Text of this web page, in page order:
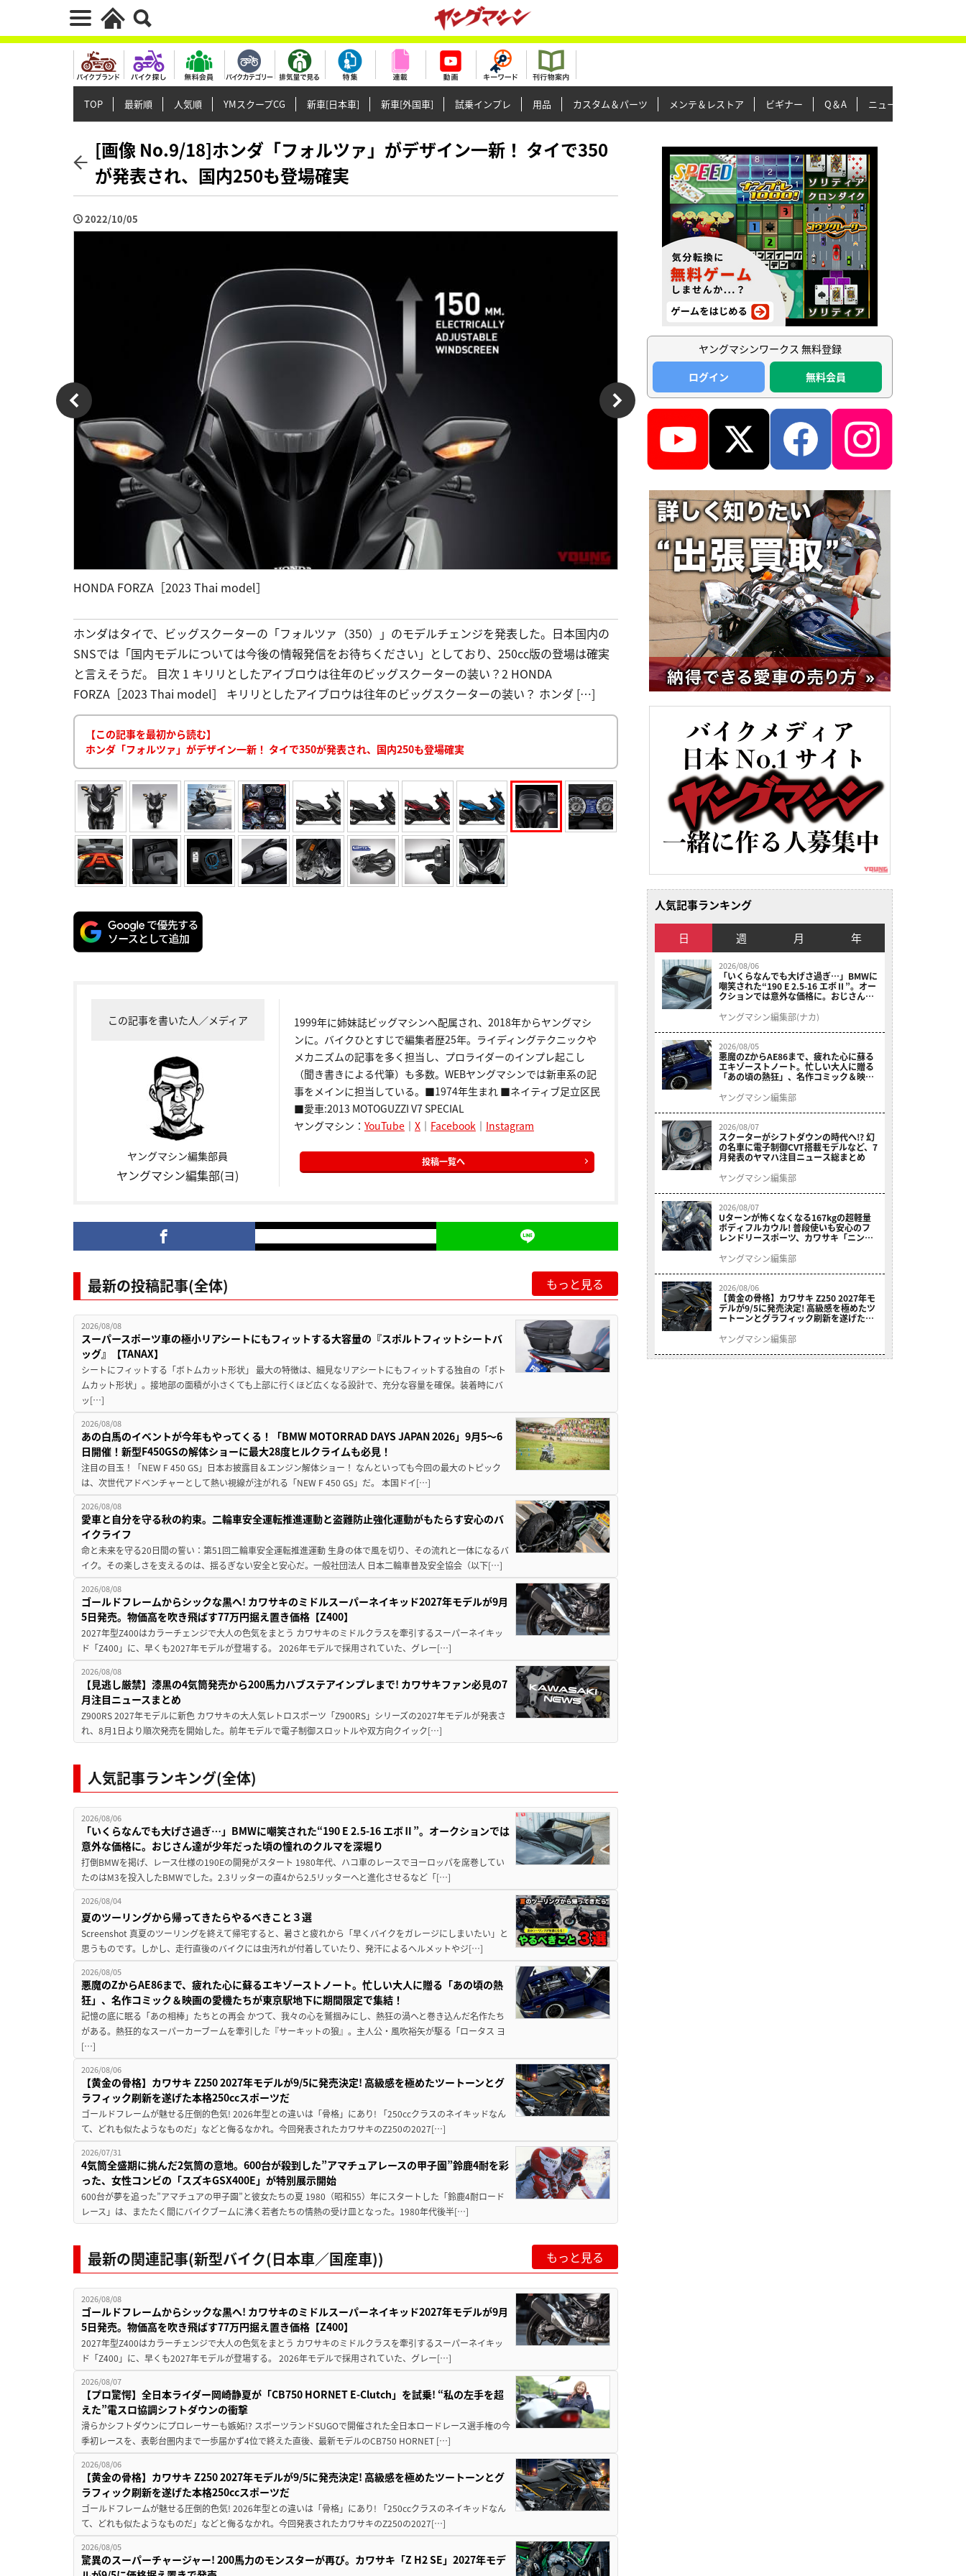
TOP 最新順 人気順 YMスクープCG 新車[日本車] 新車[外国車] 試乗インプレ 用品 カスタム＆パーツ メンテ＆レストア ビギナー Q＆A ニュース＆トピックス
[画像 No.9/18]ホンダ「フォルツァ」がデザイン一新！ タイで350
が発表され、国内250も登場確実
2022/10/05
HONDA FORZA［2023 Thai model］
ホンダはタイで、ビッグスクーターの「フォルツァ（350）」のモデルチェンジを発表した。日本国内の
SNSでは「国内モデルについては今後の情報発信をお待ちください」としており、250cc版の登場は確実
と言えそうだ。 目次 1 キリリとしたアイブロウは往年のビッグスクーターの装い？2 HONDA
FORZA［2023 Thai model］ キリリとしたアイブロウは往年のビッグスクーターの装い？ ホンダ […]
【この記事を最初から読む】
ホンダ「フォルツァ」がデザイン一新！ タイで350が発表され、国内250も登場確実
この記事を書いた人／メディア
ヤングマシン編集部員
ヤングマシン編集部(ヨ)
1999年に姉妹誌ビッグマシンへ配属され、2018年からヤングマシ
ンに。バイクひとすじで編集者歴25年。ライディングテクニックや
メカニズムの記事を多く担当し、プロライダーのインプレ起こし
（聞き書きによる代筆）も多数。WEBヤングマシンでは新車系の記
事をメインに担当している。■1974年生まれ ■ネイティブ足立区民
■愛車:2013 MOTOGUZZI V7 SPECIAL
ヤングマシン： YouTube｜ X｜ Facebook ｜ Instagram
投稿一覧へ
最新の投稿記事(全体) もっと見る
2026/08/08
スーパースポーツ車の極小リアシートにもフィットする大容量の『スポルトフィットシートバ
ッグ』【TANAX】
シートにフィットする「ボトムカット形状」 最大の特徴は、細見なリアシートにもフィットする独自の「ボト
ムカット形状」。接地部の面積が小さくても上部に行くほど広くなる設計で、充分な容量を確保。装着時にバ
ッ[…]
2026/08/08
あの白馬のイベントが今年もやってくる！「BMW MOTORRAD DAYS JAPAN 2026」9月5〜6
日開催！新型F450GSの解体ショーに最大28度ヒルクライムも必見！
注目の目玉！「NEW F 450 GS」日本お披露目＆エンジン解体ショー！ なんといっても今回の最大のトピック
は、次世代アドベンチャーとして熱い視線が注がれる「NEW F 450 GS」だ。 本国ドイ[…]
2026/08/08
愛車と自分を守る秋の約束。二輪車安全運転推進運動と盗難防止強化運動がもたらす安心のバ
イクライフ
命と未来を守る20日間の誓い：第51回二輪車安全運転推進運動 生身の体で風を切り、その流れと一体になるバ
イク。その楽しさを支えるのは、揺るぎない安全と安心だ。一般社団法人 日本二輪車普及安全協会（以下[…]
2026/08/08
ゴールドフレームからシックな黒へ! カワサキのミドルスーパーネイキッド2027年モデルが9月
5日発売。物価高を吹き飛ばす77万円据え置き価格【Z400】
2027年型Z400はカラーチェンジで大人の色気をまとう カワサキのミドルクラスを牽引するスーパーネイキッ
ド「Z400」に、早くも2027年モデルが登場する。 2026年モデルで採用されていた、グレー[…]
2026/08/08
【見逃し厳禁】漆黒の4気筒発売から200馬力ハブステアインプレまで! カワサキファン必見の7
月注目ニュースまとめ
Z900RS 2027年モデルに新色 カワサキの大人気レトロスポーツ「Z900RS」シリーズの2027年モデルが発表さ
れ、8月1日より順次発売を開始した。前年モデルで電子制御スロットルや双方向クイック[…]
人気記事ランキング(全体)
2026/08/06
「いくらなんでも大げさ過ぎ…」BMWに嘲笑された“190 E 2.5-16 エボⅡ”。オークションでは
意外な価格に。おじさん達が少年だった頃の憧れのクルマを深堀り
打倒BMWを掲げ、レース仕様の190Eの開発がスタート 1980年代、ハコ車のレースでヨーロッパを席巻してい
たのはM3を投入したBMWでした。2.3リッターの直4から2.5リッターへと進化させるなど「[…]
2026/08/04
夏のツーリングから帰ってきたらやるべきこと３選
Screenshot 真夏のツーリングを終えて帰宅すると、暑さと疲れから「早くバイクをガレージにしまいたい」と
思うものです。しかし、走行直後のバイクには虫汚れが付着していたり、発汗によるヘルメットやジ[…]
2026/08/05
悪魔のZからAE86まで、疲れた心に蘇るエキゾーストノート。忙しい大人に贈る「あの頃の熱
狂」、名作コミック＆映画の愛機たちが東京駅地下に期間限定で集結！
記憶の底に眠る「あの相棒」たちとの再会 かつて、我々の心を鷲掴みにし、熱狂の渦へと巻き込んだ名作たち
がある。熱狂的なスーパーカーブームを牽引した『サーキットの狼』。主人公・風吹裕矢が駆る「ロータス ヨ
[…]
2026/08/06
【黄金の骨格】カワサキ Z250 2027年モデルが9/5に発売決定! 高級感を極めたツートーンとグ
ラフィック刷新を遂げた本格250ccスポーツだ
ゴールドフレームが魅せる圧倒的色気! 2026年型との違いは「骨格」にあり! 「250ccクラスのネイキッドなん
て、どれも似たようなものだ」などと侮るなかれ。今回発表されたカワサキのZ250の2027[…]
2026/07/31
4気筒全盛期に挑んだ2気筒の意地。600台が殺到した”アマチュアレースの甲子園”鈴鹿4耐を彩
った、女性コンビの「スズキGSX400E」が特別展示開始
600台が夢を追った”アマチュアの甲子園”と彼女たちの夏 1980（昭和55）年にスタートした「鈴鹿4耐ロード
レース」は、またたく間にバイクブームに沸く若者たちの情熱の受け皿となった。1980年代後半[…]
最新の関連記事(新型バイク(日本車／国産車)) もっと見る
2026/08/08
ゴールドフレームからシックな黒へ! カワサキのミドルスーパーネイキッド2027年モデルが9月
5日発売。物価高を吹き飛ばす77万円据え置き価格【Z400】
2027年型Z400はカラーチェンジで大人の色気をまとう カワサキのミドルクラスを牽引するスーパーネイキッ
ド「Z400」に、早くも2027年モデルが登場する。 2026年モデルで採用されていた、グレー[…]
2026/08/07
【プロ驚愕】全日本ライダー岡崎静夏が「CB750 HORNET E-Clutch」を試乗! “私の左手を超
えた”電スロ協調シフトダウンの衝撃
滑らかシフトダウンにプロレーサーも嫉妬!? スポーツランドSUGOで開催された全日本ロードレース選手権の今
季初レースを、表彰台圏内まで一歩届かず4位で終えた直後、最新モデルのCB750 HORNET […]
2026/08/06
【黄金の骨格】カワサキ Z250 2027年モデルが9/5に発売決定! 高級感を極めたツートーンとグ
ラフィック刷新を遂げた本格250ccスポーツだ
ゴールドフレームが魅せる圧倒的色気! 2026年型との違いは「骨格」にあり! 「250ccクラスのネイキッドなん
て、どれも似たようなものだ」などと侮るなかれ。今回発表されたカワサキのZ250の2027[…]
2026/08/05
驚異のスーパーチャージャー! 200馬力のモンスターが再び。カワサキ「Z H2 SE」2027年モデ
ヤングマシンワークス 無料登録
ログイン
無料会員
人気記事ランキング
日 週 月 年
2026/08/06
「いくらなんでも大げさ過ぎ…」BMWに
嘲笑された“190 E 2.5-16 エボⅡ”。オー
クションでは意外な価格に。おじさん達
ヤングマシン編集部(ナカ)
2026/08/05
悪魔のZからAE86まで、疲れた心に蘇る
エキゾーストノート。忙しい大人に贈る
「あの頃の熱狂」、名作コミック＆映画
結！
ヤングマシン編集部
2026/08/07
スクーターがシフトダウンの時代へ!? 幻
の名車に電子制御CVT搭載モデルなど、7
月発表のヤマハ注目ニュース総まとめ
ヤングマシン編集部
2026/08/07
Uターンが怖くなくなる167kgの超軽量
ボディフルカウル! 普段使いも安心のフ
レンドリースポーツ、カワサキ「ニンジ
9/5発売
ヤングマシン編集部
2026/08/06
【黄金の骨格】カワサキ Z250 2027年モ
デルが9/5に発売決定! 高級感を極めたツ
ートーンとグラフィック刷新を遂げた本
ヤングマシン編集部